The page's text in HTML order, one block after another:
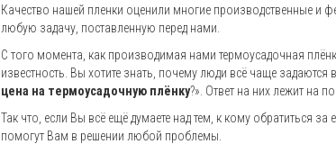
Качество нашей пленки оценили многие производственные и
любую задачу, поставленную перед нами.
С того момента, как производимая нами термоусадочная
известность. Вы хотите знать, почему люди всё чаще задаются
цена на термоусадочную плёнку?». Ответ на них лежит на
Так что, если Вы всё ещё думаете над тем, к кому обратиться
помогут Вам в решении любой проблемы.